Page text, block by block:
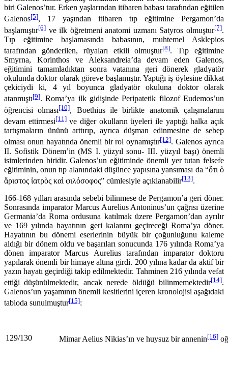
biri Galenos’tur. Erken yaşlarından itibaren babası tarafından eğitilen
Galenos[5], 17 ya­şından itibaren tıp eğitimine Pergamon’da
başlamıştır[6] ve ilk öğretmeni anatomi uzmanı Satyros olmuştur[7].
Tıp eğitimine başlamasında babasının, muhtemel Asklepios
tarafından gönderilen, rü­yaları etkili olmuştur[8]. Tıp eğitimine
Smyrna, Korinthos ve Aleksandreia’da devam eden Galenos,
eğitimini tamamladıktan sonra vatanına geri dönerek gladyatör
okulunda doktor olarak göreve başlamıştır. Yaptığı iş öylesine dikkat
çekiciydi ki, 4 yıl boyunca gladyatör okuluna doktor olarak
atanmıştı[9]. Roma’ya ilk gidişinde Peripatetik filozof Eudemos’un
öğrencisi olması[10], Boethius ile birlikte anatomik çalışmalarını
devam ettirmesi[11]ve diğer okulların üyeleri ile yaptığı halka açık
tartışmaların ününü arttırıp, ayrıca düşman edinmesine de sebep
olması onun hayatında önemli bir rol oynamıştır[12]. Galenos ayrıca
II. Sofistik Dönem’in (MS I. yüzyıl sonu- III. yüzyıl başı) önemli
isimlerinden biridir. Galenos’un eğitiminde önemli yer tutan felsefe
eğitiminin, onun tıp alanındaki düşünce yapısına yansıması da “ὅτι ὁ
ἄριστος ἰατρὸς καὶ φιλόσοφος” cümlesiyle açıklanabilir[13].
166-168 yılları arasında sebebi bilinmese de Pergamon’a geri döner.
Sonrasında imparator Mar­cus Aurelius Antoninus’un çağrısı üzerine
Germania’da Roma ordusuna katılmak üzere Perga­mon’dan ayrılır
ve 169 yılında hayatının geri kalanını geçireceği Roma’ya döner.
Hayatının bu dö­nemi eserlerinin büyük bir çoğunluğunu kaleme
aldığı bir dönem oldu ve başarıları sonucunda 176 yılında Roma’ya
dönen imparator Marcus Aurelius tarafından imparator doktoru
yapılarak önemli bir himaye altına girdi. 200 yılına kadar da aktif bir
yazın hayatı geçirdiği takip edilmektedir. Tah­minen 216 yılında vefat
ettiği düşünülmektedir, ancak nerede öldüğü bilinmemektedir[14].
Gale­nos’un yaşamının önemli kesitlerini içeren kronolojisi aşağıdaki
tabloda sunulmuştur[15]:
129/130 Mimar Aelius Nikias’ın ve huysuz bir annenin[16]